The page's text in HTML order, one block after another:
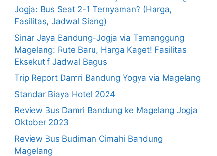
Jogja: Bus Seat 2-1 Ternyaman? (Harga,
Fasilitas, Jadwal Siang)
Sinar Jaya Bandung-Jogja via Temanggung
Magelang: Rute Baru, Harga Kaget! Fasilitas
Eksekutif Jadwal Bagus
Trip Report Damri Bandung Yogya via Magelang
Standar Biaya Hotel 2024
Review Bus Damri Bandung ke Magelang Jogja
Oktober 2023
Review Bus Budiman Cimahi Bandung
Magelang